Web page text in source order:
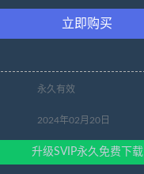
立即购买
永久有效
2024年02月20日
升级SVIP永久免费下载